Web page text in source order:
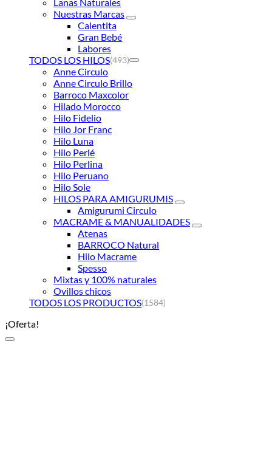
Nuestras Marcas
Calentita
Gran Bebé
Labores
TODOS LOS HILOS(493)
Anne Circulo
Anne Circulo Brillo
Barroco Maxcolor
Hilado Morocco
Hilo Fidelio
Hilo Jor Franc
Hilo Luna
Hilo Perlé
Hilo Perlina
Hilo Peruano
Hilo Sole
HILOS PARA AMIGURUMIS
Amigurumi Circulo
MACRAME & MANUALIDADES
Atenas
BARROCO Natural
Hilo Macrame
Spesso
Mixtas y 100% naturales
Ovillos chicos
TODOS LOS PRODUCTOS(1584)
¡Oferta!